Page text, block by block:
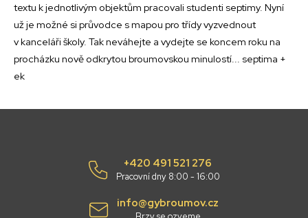
textu k jednotlivým objektům pracovali studenti septimy. Nyní
už je možné si průvodce s mapou pro třídy vyzvednout
v kanceláři školy. Tak neváhejte a vydejte se koncem roku na
procházku nově odkrytou broumovskou minulostí... septima +
ek
+420 491 521 276
Pracovní dny 8:00 - 16:00
info@gybroumov.cz